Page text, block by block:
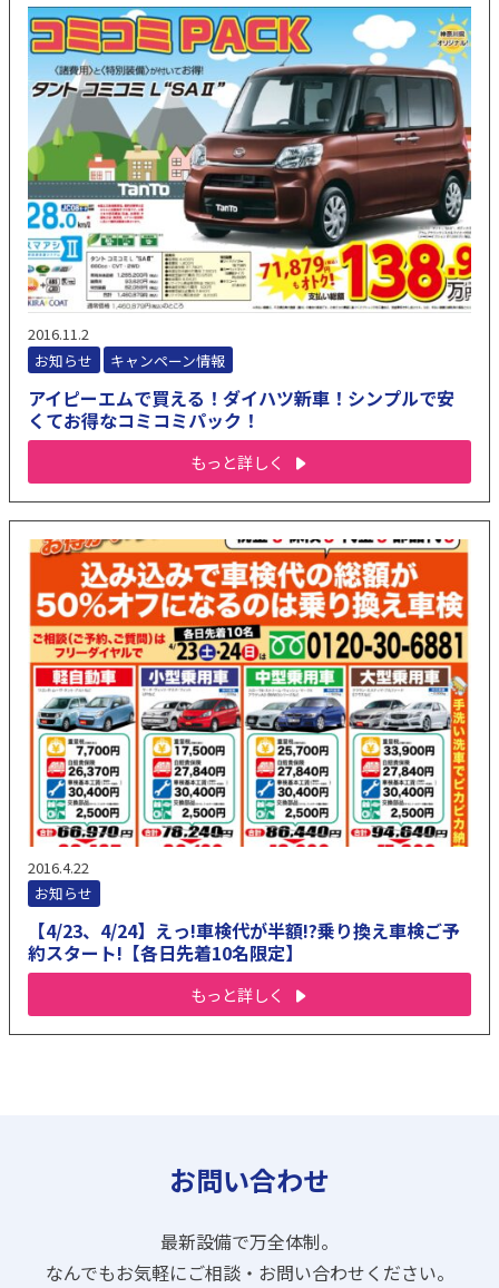
2016.11.2
お知らせ
キャンペーン情報
アイピーエムで買える！ダイハツ新車！シンプルで安
くてお得なコミコミパック！
もっと詳しく
2016.4.22
お知らせ
【4/23、4/24】えっ!車検代が半額!?乗り換え車検ご予
約スタート!【各日先着10名限定】
もっと詳しく
お問い合わせ
最新設備で万全体制。
なんでもお気軽にご相談・お問い合わせください。